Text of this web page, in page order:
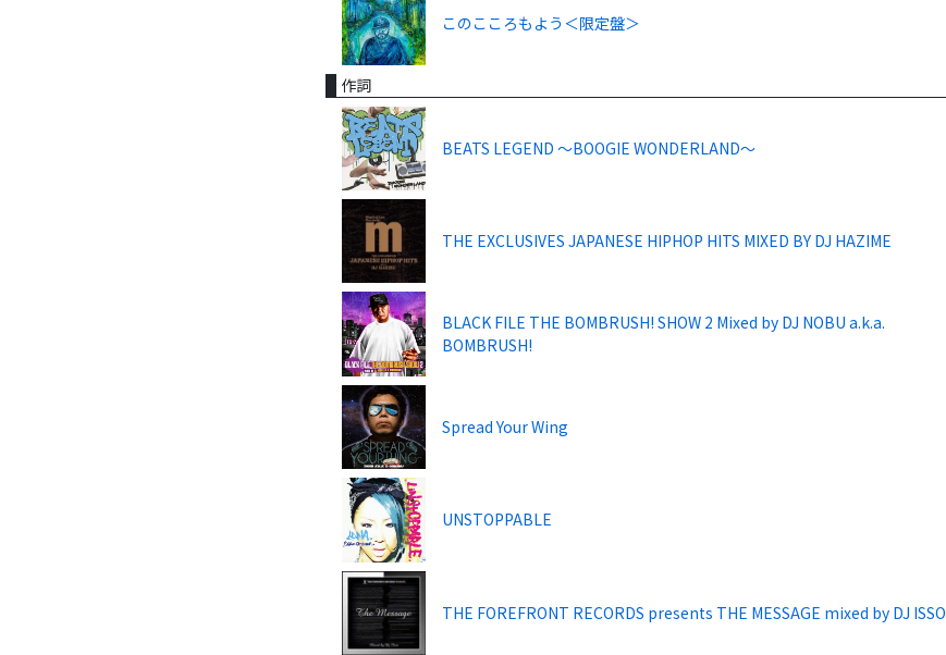
このこころもよう＜限定盤＞
作詞
BEATS LEGEND ～BOOGIE WONDERLAND～
THE EXCLUSIVES JAPANESE HIPHOP HITS MIXED BY DJ HAZIME
BLACK FILE THE BOMBRUSH! SHOW 2 Mixed by DJ NOBU a.k.a.
BOMBRUSH!
Spread Your Wing
UNSTOPPABLE
THE FOREFRONT RECORDS presents THE MESSAGE mixed by DJ ISSO